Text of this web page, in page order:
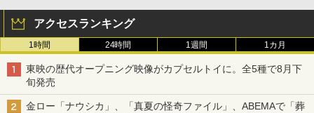
アクセスランキング
1時間 24時間 1週間 1カ月
東映の歴代オープニング映像がカプセルトイに。全5種で8月下
旬発売
金ロー「ナウシカ」、「真夏の怪奇ファイル」、ABEMAで「葬